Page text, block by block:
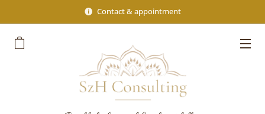
Contact & appointment